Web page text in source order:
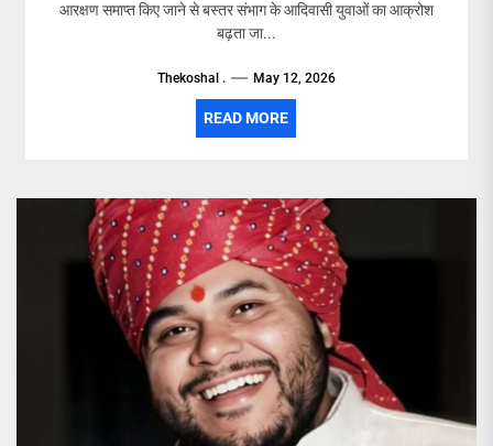
आरक्षण समाप्त किए जाने से बस्तर संभाग के आदिवासी युवाओं का आक्रोश
बढ़ता जा...
Thekoshal . May 12, 2026
READ MORE